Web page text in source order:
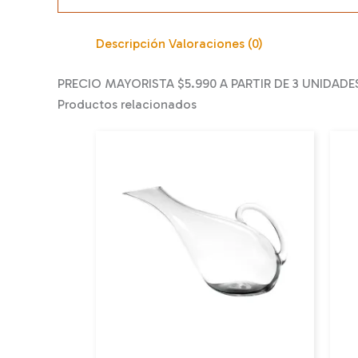
Descripción Valoraciones (0)
PRECIO MAYORISTA $5.990 A PARTIR DE 3
Productos relacionados